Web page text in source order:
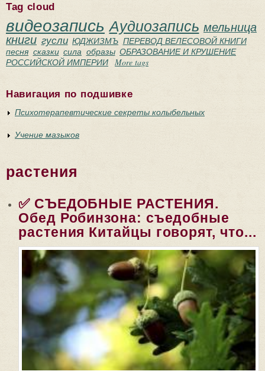
Tag cloud
видеозапись Аудиозапись мельница
книги гусли ЮДЖИЗМЪ ПЕРЕВОД ВЕЛЕСОВОЙ КНИГИ
песня сказки сила образы ОБРАЗОВАНИЕ И КРУШЕНИЕ
РОССИЙСКОЙ ИМПЕРИИ More tags
Навигация по подшивке
Психотерапевтические секреты колыбельных
Учение мазыков
растения
✅ СЪЕДОБНЫЕ РАСТЕНИЯ.
Обед Робинзона: съедобные
растения Китайцы говорят, что...